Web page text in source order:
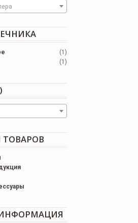
(1)
(1)
ТОВАРОВ